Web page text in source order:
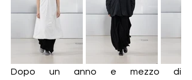
Dopo un anno e mezzo di